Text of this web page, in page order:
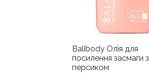
Balibody Олія для
посилення засмаги з
персиком